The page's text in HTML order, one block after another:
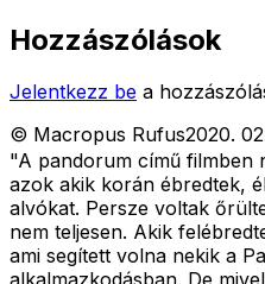
Hozzászólások
Jelentkezz be a
© Macropus Rufus2020.
"A pandorum című filmben
azok akik korán ébredtek,
alvókat. Persze voltak
nem teljesen. Akik
ami segített volna nekik a